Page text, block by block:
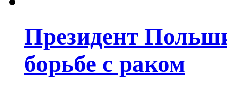
Президент
борьбе с раком